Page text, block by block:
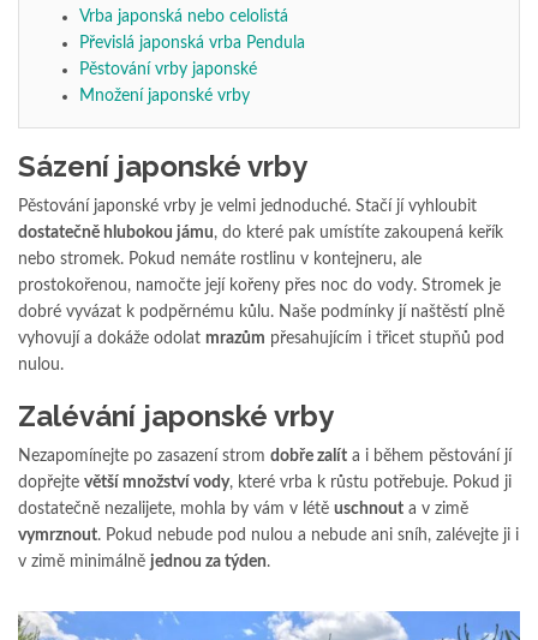
Vrba japonská nebo celolistá
Převislá japonská vrba Pendula
Pěstování vrby japonské
Množení japonské vrby
Sázení japonské vrby
Pěstování japonské vrby je velmi jednoduché. Stačí jí vyhloubit
dostatečně hlubokou jámu, do které pak umístíte zakoupená keřík
nebo stromek. Pokud nemáte rostlinu v kontejneru, ale
prostokořenou, namočte její kořeny přes noc do vody. Stromek je
dobré vyvázat k podpěrnému kůlu. Naše podmínky jí naštěstí plně
vyhovují a dokáže odolat mrazům přesahujícím i třicet stupňů pod
nulou.
Zalévání japonské vrby
Nezapomínejte po zasazení strom dobře zalít a i během pěstování jí
dopřejte větší množství vody, které vrba k růstu potřebuje. Pokud ji
dostatečně nezalijete, mohla by vám v létě uschnout a v zimě
vymrznout. Pokud nebude pod nulou a nebude ani sníh, zalévejte ji i
v zimě minimálně jednou za týden.